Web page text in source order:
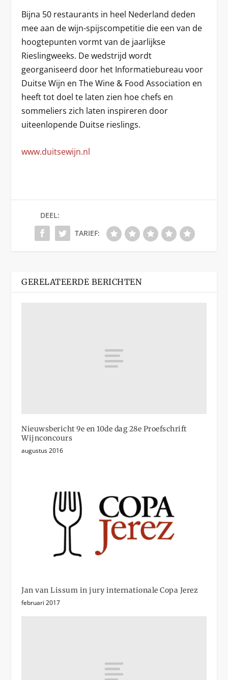
Bijna 50 restaurants in heel Nederland deden
mee aan de wijn-spijscompetitie die een van de
hoogtepunten vormt van de jaarlijkse
Rieslingweeks. De wedstrijd wordt
georganiseerd door het Informatiebureau voor
Duitse Wijn en The Wine & Food Association en
heeft tot doel te laten zien hoe chefs en
sommeliers zich laten inspireren door
uiteenlopende Duitse rieslings.
www.duitsewijn.nl
DEEL:
TARIEF:
GERELATEERDE BERICHTEN
Nieuwsbericht 9e en 10de dag 28e Proefschrift
Wijnconcours
augustus 2016
Jan van Lissum in jury internationale Copa Jerez
februari 2017